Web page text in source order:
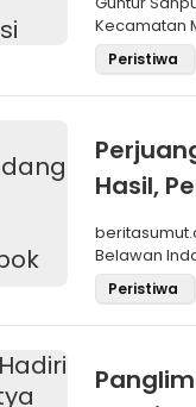
Kecamatan
Pemilihan
Peristiwa
Hasil,
SBP
Belawan
LaPeristiwa